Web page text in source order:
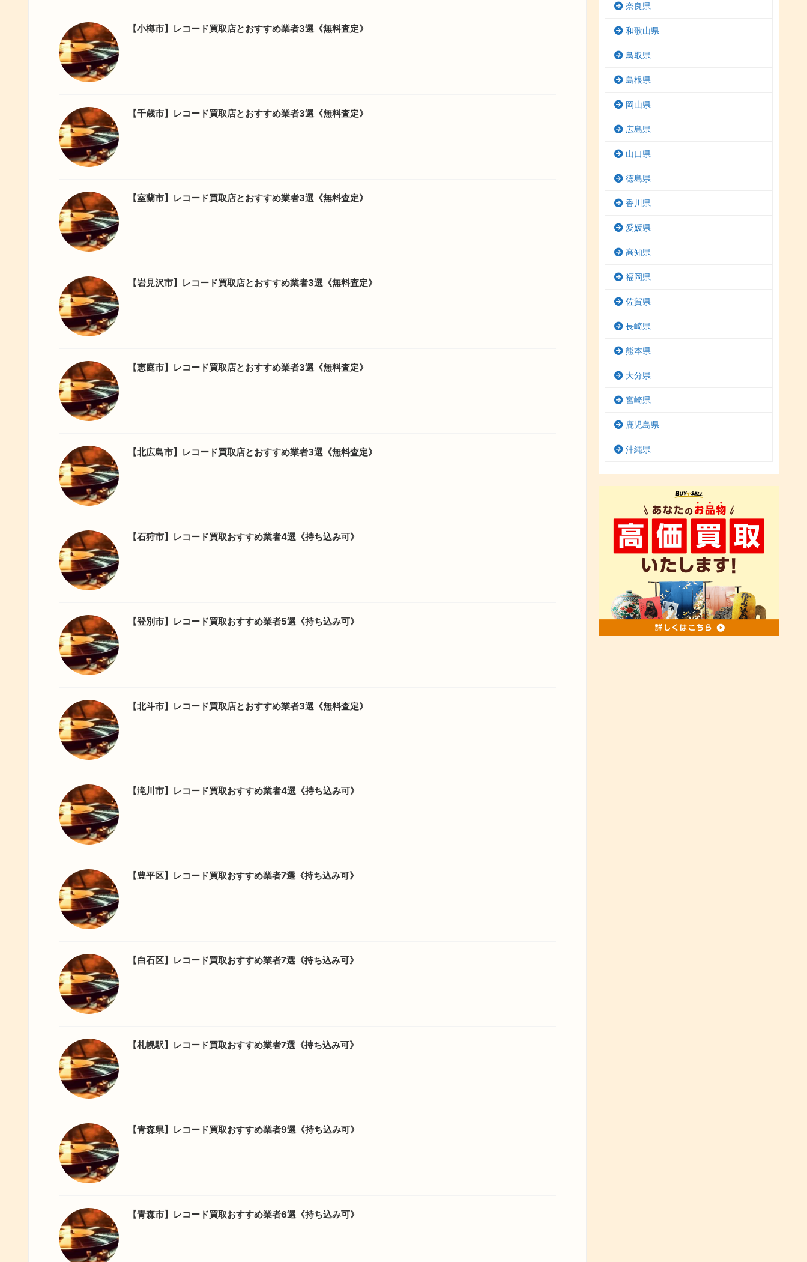
【小樽市】レコード買取店とおすすめ業者3選《無料査定》
【千歳市】レコード買取店とおすすめ業者3選《無料査定》
【室蘭市】レコード買取店とおすすめ業者3選《無料査定》
【岩見沢市】レコード買取店とおすすめ業者3選《無料査定》
【恵庭市】レコード買取店とおすすめ業者3選《無料査定》
【北広島市】レコード買取店とおすすめ業者3選《無料査定》
【石狩市】レコード買取おすすめ業者4選《持ち込み可》
【登別市】レコード買取おすすめ業者5選《持ち込み可》
【北斗市】レコード買取店とおすすめ業者3選《無料査定》
【滝川市】レコード買取おすすめ業者4選《持ち込み可》
【豊平区】レコード買取おすすめ業者7選《持ち込み可》
【白石区】レコード買取おすすめ業者7選《持ち込み可》
【札幌駅】レコード買取おすすめ業者7選《持ち込み可》
【青森県】レコード買取おすすめ業者9選《持ち込み可》
【青森市】レコード買取おすすめ業者6選《持ち込み可》
奈良県
和歌山県
鳥取県
島根県
岡山県
広島県
山口県
徳島県
香川県
愛媛県
高知県
福岡県
佐賀県
長崎県
熊本県
大分県
宮崎県
鹿児島県
沖縄県